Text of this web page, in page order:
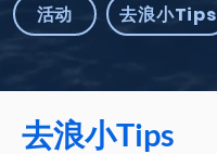
活动 去浪小Tips
去浪小Tips